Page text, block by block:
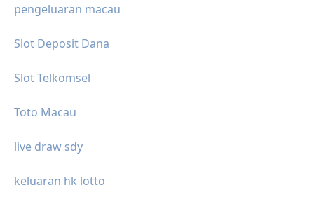
pengeluaran macau
Slot Deposit Dana
Slot Telkomsel
Toto Macau
live draw sdy
keluaran hk lotto